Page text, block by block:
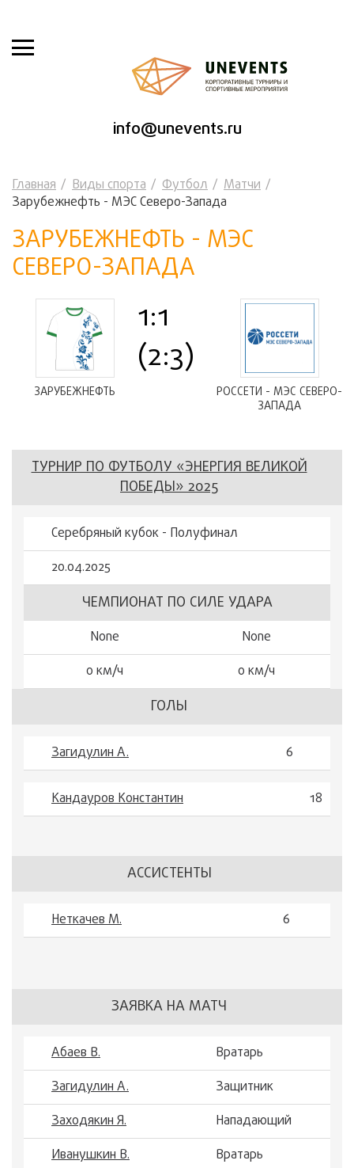
info@unevents.ru
Главная Виды спорта Футбол
Матчи
Зарубежнефть - МЭС Северо-Запада
ЗАРУБЕЖНЕФТЬ - МЭС
СЕВЕРО-ЗАПАДА
ЗАРУБЕЖНЕФТЬ
1:1
(2:3)
РОССЕТИ - МЭС СЕВЕРО-
ЗАПАДА
ТУРНИР ПО ФУТБОЛУ «ЭНЕРГИЯ ВЕЛИКОЙ
ПОБЕДЫ» 2025
Серебряный кубок - Полуфинал
20.04.2025
ЧЕМПИОНАТ ПО СИЛЕ УДАРА
None
None
0 км/ч
0 км/ч
ГОЛЫ
Загидулин А. 6
Кандауров Константин 18
АССИСТЕНТЫ
Неткачев М. 6
ЗАЯВКА НА МАТЧ
Абаев В.
Вратарь
Загидулин А.
Защитник
Заходякин Я.
Нападающий
Иванушкин В.
Вратарь